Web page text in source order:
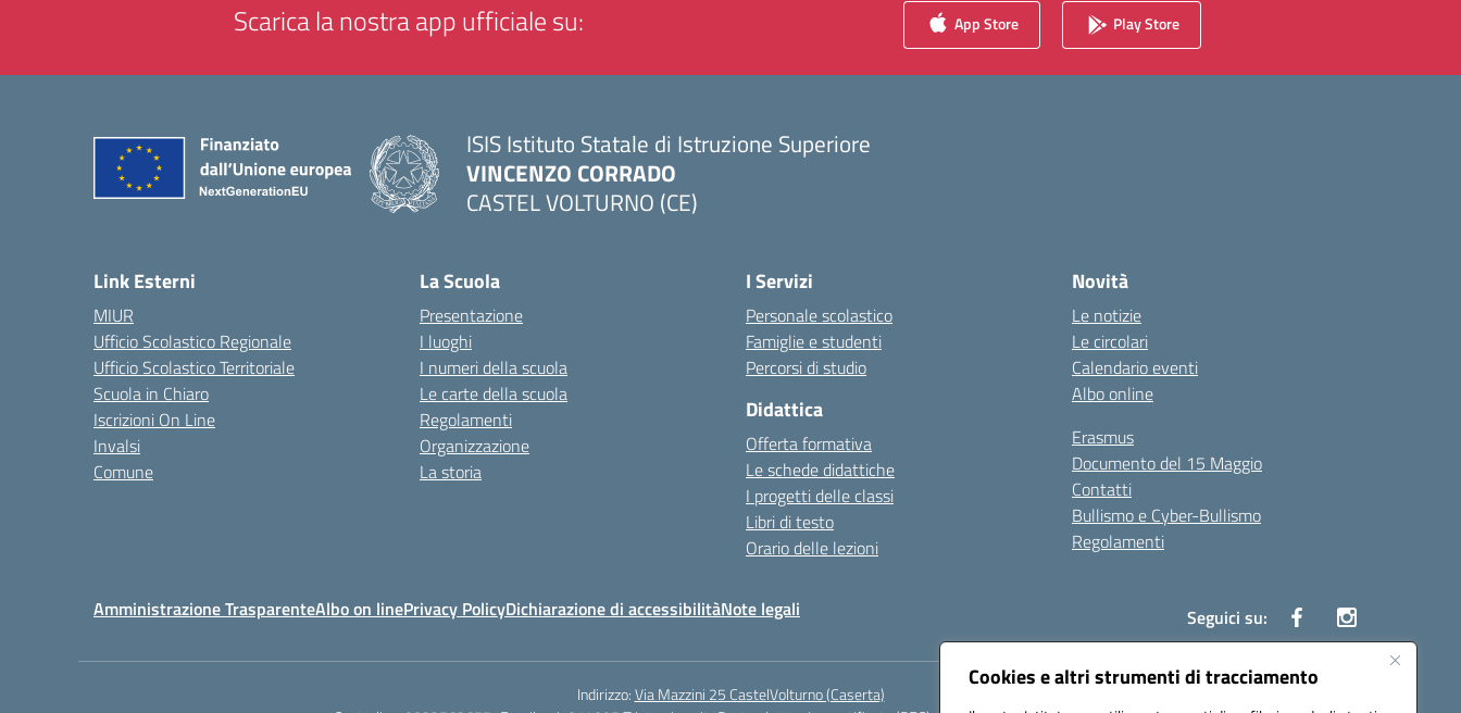
Cookies e altri strumenti di tracciamento
Scarica la nostra app ufficiale su: App Store Play Store
ISIS Istituto Statale di Istruzione Superiore
VINCENZO CORRADO
CASTEL VOLTURNO (CE)
Link Esterni
MIUR
Ufficio Scolastico Regionale
Ufficio Scolastico Territoriale
Scuola in Chiaro
Iscrizioni On Line
Invalsi
Comune
La Scuola
Presentazione
I luoghi
I numeri della scuola
Le carte della scuola
Regolamenti
Organizzazione
La storia
I Servizi
Personale scolastico
Famiglie e studenti
Percorsi di studio
Didattica
Offerta formativa
Le schede didattiche
I progetti delle classi
Libri di testo
Orario delle lezioni
Novità
Le notizie
Le circolari
Calendario eventi
Albo online
Erasmus
Documento del 15 Maggio
Contatti
Bullismo e Cyber-Bullismo
Regolamenti
Amministrazione TrasparenteAlbo on linePrivacy PolicyDichiarazione di accessibilitàNote legali Seguici su:
Indirizzo:Via Mazzini 25 CastelVolturno (Caserta)